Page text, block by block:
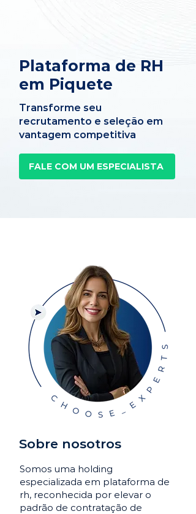
Plataforma de RH
em Piquete
Transforme seu
recrutamento e seleção em
vantagem competitiva
FALE COM UM ESPECIALISTA
Sobre nosotros
Somos uma holding
especializada em plataforma de
rh, reconhecida por elevar o
padrão de contratação de